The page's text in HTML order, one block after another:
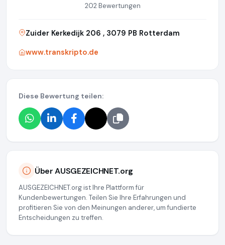
202 Bewertungen
Zuider Kerkedijk 206 , 3079 PB Rotterdam
www.transkripto.de
Diese Bewertung teilen:
Über AUSGEZEICHNET.org
AUSGEZEICHNET.org ist Ihre Plattform für
Kundenbewertungen. Teilen Sie Ihre Erfahrungen und
profitieren Sie von den Meinungen anderer, um fundierte
Entscheidungen zu treffen.